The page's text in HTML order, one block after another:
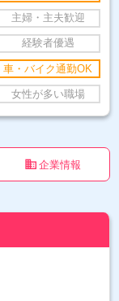
主婦・主夫歓迎
経験者優遇
車・バイク通勤OK
女性が多い職場
business 企業情報